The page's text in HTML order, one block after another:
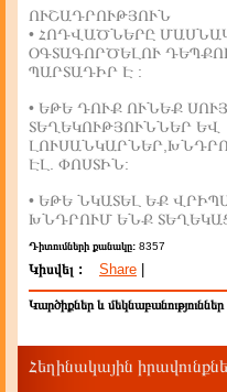
ՈՒՇԱԴՐՈՒԹՅՈՒՆ
• ՀՈԴՎԱԾՆԵՐԸ
ՕԳՏԱԳՈՐԾԵԼՈՒ
ՊԱՐՏԱԴԻՐ Է :
• ԵԹԵ ԴՈՒՔ ՈՒՆԵՔ
ՏԵՂԵԿՈՒԹՅՈՒՆՆԵՐ ԵՎ
ԷԼ. ՓՈՍՏԻՆ:
• ԵԹԵ ՆԿԱՏԵԼ ԵՔ
ԽՆԴՐՈՒՄ ԵՆՔ
Դիտումների քանակը: 8357
Կիսվել : Share
Կարծիքներ և մեկնաբանություններ
Հեղինակային